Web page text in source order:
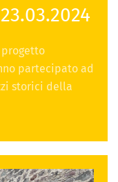
partecipato ad
storici della